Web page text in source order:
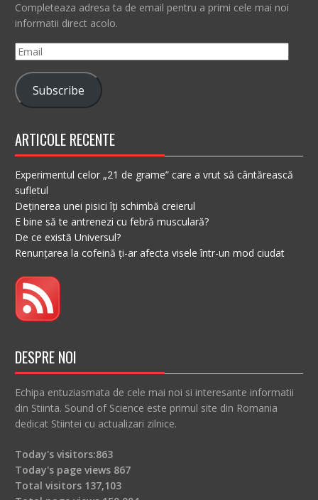
Completeaza adresa ta de email pentru a primi cele mai noi
informatii direct acolo.
Email
Subscribe
ARTICOLE RECENTE
Experimentul celor „21 de grame” care a vrut să cântărească
sufletul
Deținerea unei pisici îți schimbă creierul
E bine să te antrenezi cu febră musculară?
De ce există Universul?
Renunțarea la cofeină ți-ar afecta visele într-un mod ciudat
DESPRE NOI
Echipa entuziasmata de cele mai noi si interesante informatii
din Stiinta. Sound of Science este primul site din Romania
dedicat Stiintei cu actualizari zilnice.
Today's visitors:863
Today's page views 867
Total visitors 137,103